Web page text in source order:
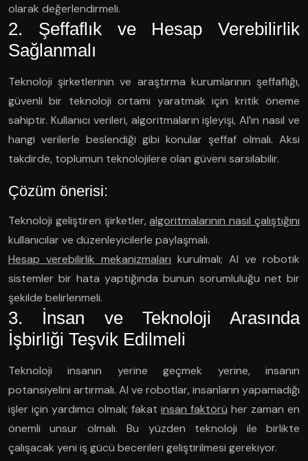
olarak değerlendirmeli.
2. Şeffaflık ve Hesap Verebilirlik
Sağlanmalı
Teknoloji şirketlerinin ve araştırma kurumlarının şeffaflığı,
güvenli bir teknoloji ortamı yaratmak için kritik öneme
sahiptir. Kullanıcı verileri, algoritmaların işleyişi, AI’ın nasıl ve
hangi verilerle beslendiği gibi konular şeffaf olmalı. Aksi
takdirde, toplumun teknolojilere olan güveni sarsılabilir.
Çözüm önerisi:
Teknoloji geliştiren şirketler,algoritmalarının nasıl çalıştığını
kullanıcılar ve düzenleyicilerle paylaşmalı.
Hesap verebilirlik mekanizmaları kurulmalı; AI ve robotik
sistemler bir hata yaptığında bunun sorumluluğu net bir
şekilde belirlenmeli.
3. İnsan ve Teknoloji Arasında
İşbirliği Teşvik Edilmeli
Teknoloji insanın yerine geçmek yerine, insanın
potansiyelini artırmalı. AI ve robotlar, insanların yapamadığı
işler için yardımcı olmalı; fakat insan faktörü her zaman en
önemli unsur olmalı. Bu yüzden teknoloji ile birlikte
çalışacak yeni iş gücü becerileri geliştirilmesi gerekiyor.